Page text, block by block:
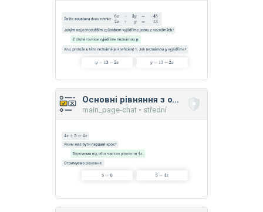
Основні рівняння з одним невідомим
main_page-chat • střední